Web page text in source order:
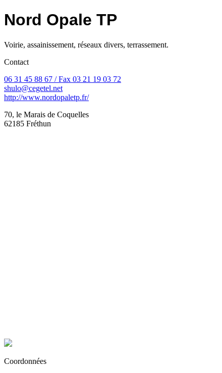
Nord Opale TP
Voirie, assainissement, réseaux divers, terrassement.
Contact
06 31 45 88 67 / Fax 03 21 19 03 72
shulo@cegetel.net
http://www.nordopaletp.fr/
70, le Marais de Coquelles
62185 Fréthun
Coordonnées